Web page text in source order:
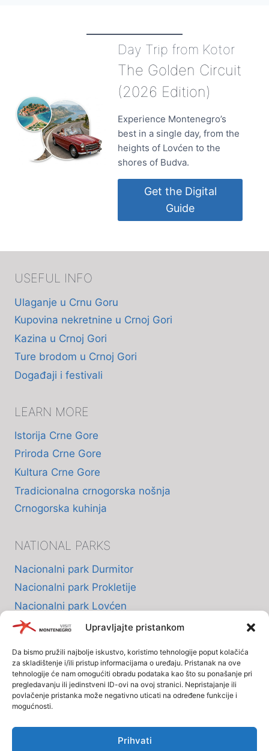
Upravljajte pristankom
Da bismo pružili najbolje iskustvo, koristimo tehnologije poput kolačića
za skladištenje i/ili pristup informacijama o uređaju. Pristanak na ove
tehnologije će nam omogućiti obradu podataka kao što su ponašanje pri
pregledavanju ili jedinstveni ID-ovi na ovoj stranici. Nepristajanje ili
povlačenje pristanka može negativno uticati na određene funkcije i
mogućnosti.
Prihvati
Day Trip from Kotor
The Golden Circuit
(2026 Edition)
Experience Montenegro’s
best in a single day, from the
heights of Lovćen to the
shores of Budva.
Get the Digital
Guide
USEFUL INFO
Ulaganje u Crnu Goru
Kupovina nekretnine u Crnoj Gori
Kazina u Crnoj Gori
Ture brodom u Crnoj Gori
Događaji i festivali
LEARN MORE
Istorija Crne Gore
Priroda Crne Gore
Kultura Crne Gore
Tradicionalna crnogorska nošnja
Crnogorska kuhinja
NATIONAL PARKS
Nacionalni park Durmitor
Nacionalni park Prokletije
Nacionalni park Lovćen
Nacionalni park Skadarsko jezero
INFO